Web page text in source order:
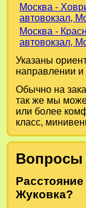
Москва -
автовокзал,
Москва -
автовокзал,
Указаны
направлении
Обычно на
так же мы
или более
класс,
Вопросы
Жуковка?